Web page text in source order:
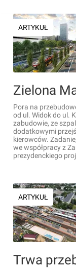
ARTYKUŁ
Pora na
od ul. Widok do ul.
zabudowie, ze
dodatkowymi
kierowców.
we współpracy z
prezydenckiego
ARTYKUŁ